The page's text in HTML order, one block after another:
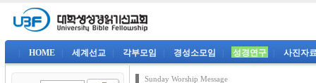
HOME 세계선교 각부모임 경성소모임 성경연구 사진자
Sunday Worship Message